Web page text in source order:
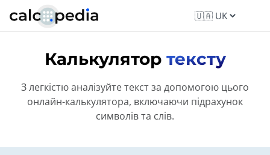
Калькулятор тексту
З легкістю аналізуйте текст за допомогою цього
онлайн-калькулятора, включаючи підрахунок
символів та слів.